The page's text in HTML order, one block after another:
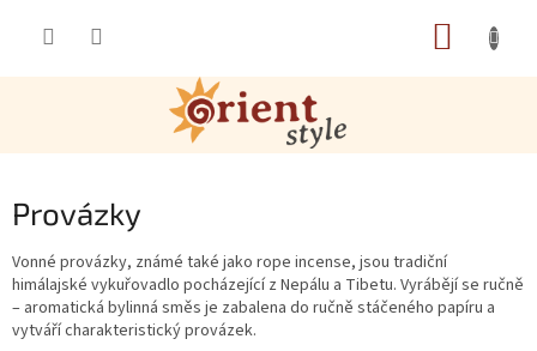
Provázky
Vonné provázky, známé také jako rope incense, jsou tradiční
himálajské vykuřovadlo pocházející z Nepálu a Tibetu. Vyrábějí se ručně
– aromatická bylinná směs je zabalena do ručně stáčeného papíru a
vytváří charakteristický provázek.